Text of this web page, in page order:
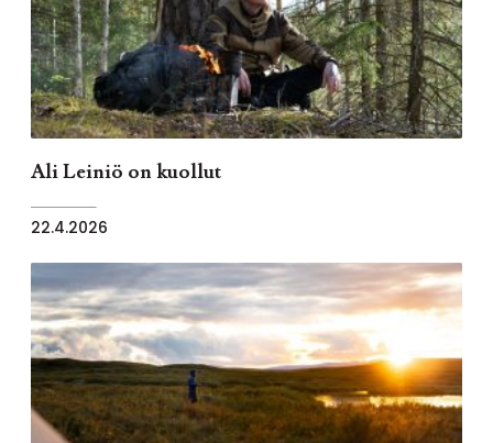
Ali Leiniö on kuollut
22.4.2026